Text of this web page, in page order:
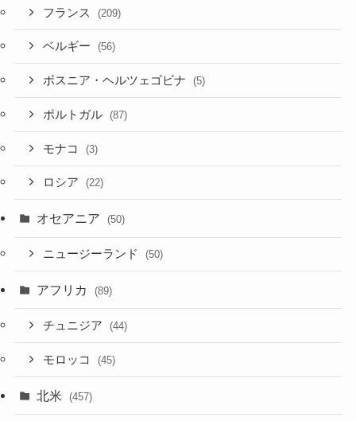
フランス (209)
ベルギー (56)
ボスニア・ヘルツェゴビナ (5)
ポルトガル (87)
モナコ (3)
ロシア (22)
オセアニア (50)
ニュージーランド (50)
アフリカ (89)
チュニジア (44)
モロッコ (45)
北米 (457)